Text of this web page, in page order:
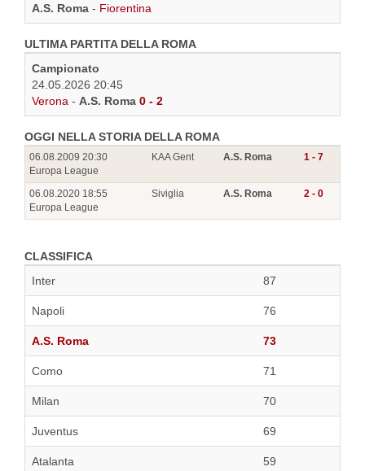
A.S. Roma - Fiorentina
ULTIMA PARTITA DELLA ROMA
Campionato
24.05.2026 20:45
Verona - A.S. Roma 0 - 2
OGGI NELLA STORIA DELLA ROMA
06.08.2009 20:30
Europa League
KAA Gent A.S. Roma 1 - 7
06.08.2020 18:55
Europa League
Siviglia A.S. Roma 2 - 0
CLASSIFICA
Inter
87
Napoli 76
A.S. Roma 73
Como 71
Milan 70
Juventus 69
Atalanta 59